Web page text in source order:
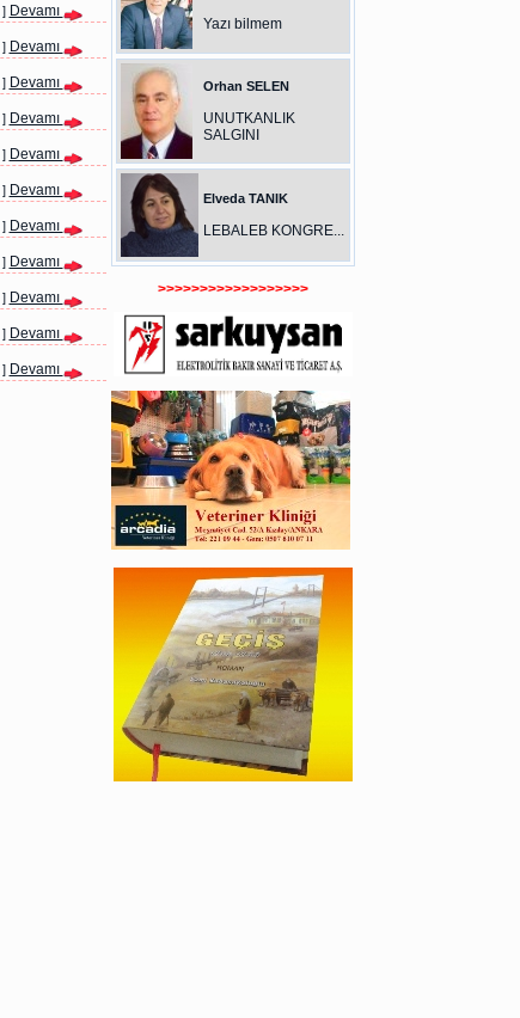
] Devamı
] Devamı
] Devamı
] Devamı
] Devamı
] Devamı
] Devamı
] Devamı
] Devamı
] Devamı
] Devamı
Yazı bilmem
Orhan SELEN
UNUTKANLIK
SALGINI
Elveda TANIK
LEBALEB KONGRE...
>>>>>>>>>>>>>>>>>>